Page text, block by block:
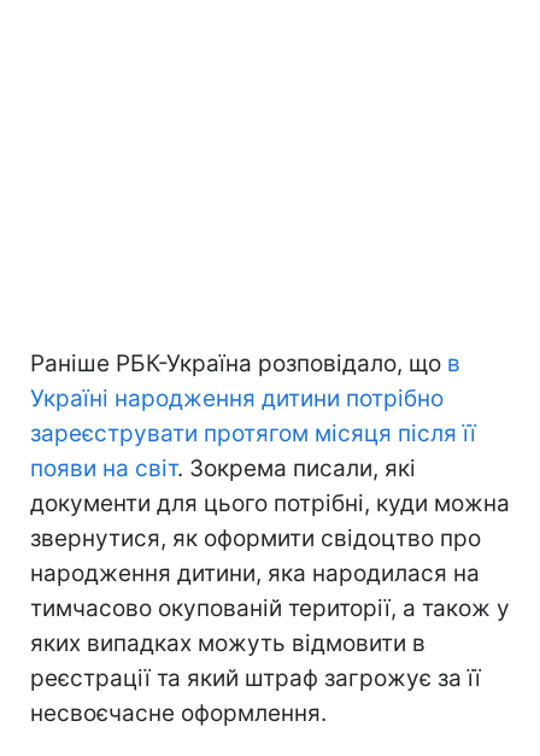
Раніше РБК-Україна розповідало, що в
Україні народження дитини потрібно
зареєструвати протягом місяця після її
появи на світ. Зокрема писали, які
документи для цього потрібні, куди можна
звернутися, як оформити свідоцтво про
народження дитини, яка народилася на
тимчасово окупованій території, а також у
яких випадках можуть відмовити в
реєстрації та який штраф загрожує за її
несвоєчасне оформлення.